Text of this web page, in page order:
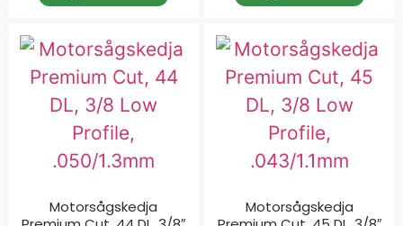
Motorsågskedja
Motorsågskedja